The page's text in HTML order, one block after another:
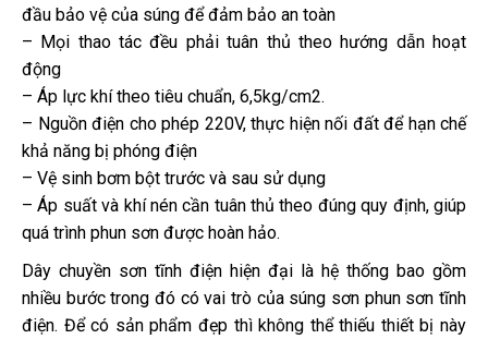
đầu bảo vệ của súng để đảm bảo an toàn
– Mọi thao tác đều phải tuân thủ theo hướng dẫn hoạt
động
– Áp lực khí theo tiêu chuẩn, 6,5kg/cm2.
– Nguồn điện cho phép 220V, thực hiện nối đất để hạn chế
khả năng bị phóng điện
– Vệ sinh bơm bột trước và sau sử dụng
– Áp suất và khí nén cần tuân thủ theo đúng quy định, giúp
quá trình phun sơn được hoàn hảo.
Dây chuyền sơn tĩnh điện hiện đại là hệ thống bao gồm
nhiều bước trong đó có vai trò của súng sơn phun sơn tĩnh
điện. Để có sản phẩm đẹp thì không thể thiếu thiết bị này